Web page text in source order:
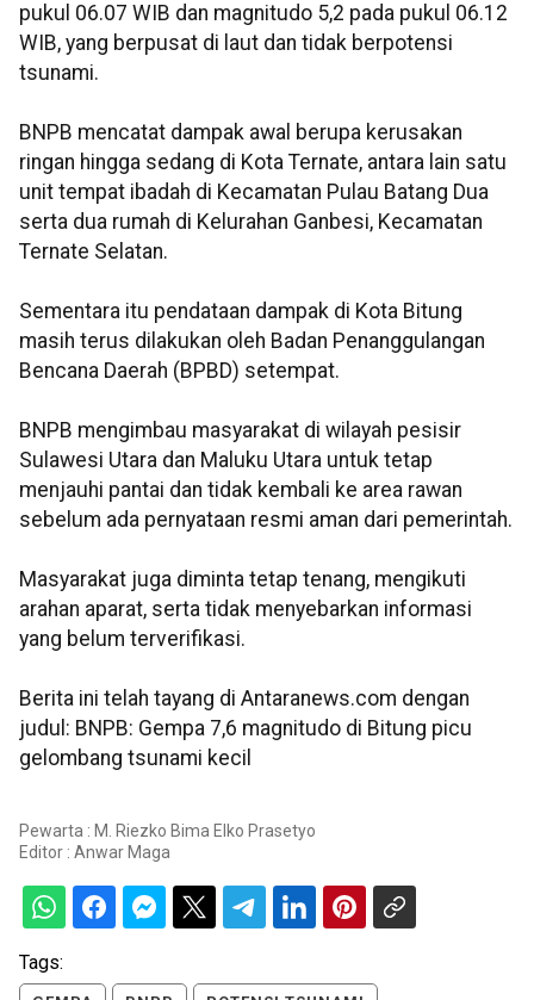
pukul 06.07 WIB dan magnitudo 5,2 pada pukul 06.12
WIB, yang berpusat di laut dan tidak berpotensi
tsunami.
BNPB mencatat dampak awal berupa kerusakan
ringan hingga sedang di Kota Ternate, antara lain satu
unit tempat ibadah di Kecamatan Pulau Batang Dua
serta dua rumah di Kelurahan Ganbesi, Kecamatan
Ternate Selatan.
Sementara itu pendataan dampak di Kota Bitung
masih terus dilakukan oleh Badan Penanggulangan
Bencana Daerah (BPBD) setempat.
BNPB mengimbau masyarakat di wilayah pesisir
Sulawesi Utara dan Maluku Utara untuk tetap
menjauhi pantai dan tidak kembali ke area rawan
sebelum ada pernyataan resmi aman dari pemerintah.
Masyarakat juga diminta tetap tenang, mengikuti
arahan aparat, serta tidak menyebarkan informasi
yang belum terverifikasi.
Berita ini telah tayang di Antaranews.com dengan
judul: BNPB: Gempa 7,6 magnitudo di Bitung picu
gelombang tsunami kecil
Pewarta : M. Riezko Bima Elko Prasetyo
Editor : Anwar Maga
Tags: